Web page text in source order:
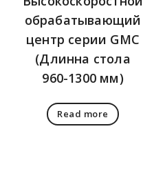
обрабатывающий
центр серии GMC
(Длинна стола
960-1300 мм)
Read more